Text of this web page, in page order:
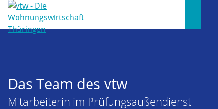
Das Team des vtw
Mitarbeiterin im Prüfungsaußendienst